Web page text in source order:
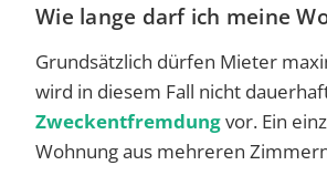
Wie lange darf ich meine
Grundsätzlich dürfen Mieter
wird in diesem Fall nicht
Zweckentfremdungvor. Ein
Wohnung aus mehreren